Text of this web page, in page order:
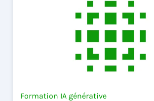
Formation IA générative